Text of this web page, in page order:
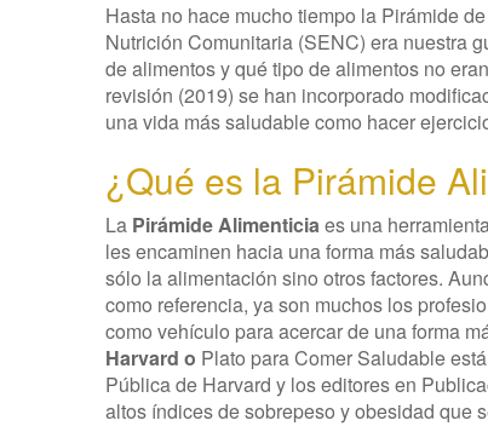
Hasta no hace mucho tiempo la Pirámide
Nutrición Comunitaria (SENC) era nuestra
de alimentos y qué tipo de alimentos no
revisión (2019) se han incorporado
una vida más saludable como hacer
¿Qué es la Pirámide
La Pirámide Alimenticiaes una
les encaminen hacia una forma más
sólo la alimentación sino otros factores.
como referencia, ya son muchos los
como vehículo para acercar de una forma
Harvard o Plato para Comer Saludable
Pública de Harvard y los editores en
altos índices de sobrepeso y obesidad que